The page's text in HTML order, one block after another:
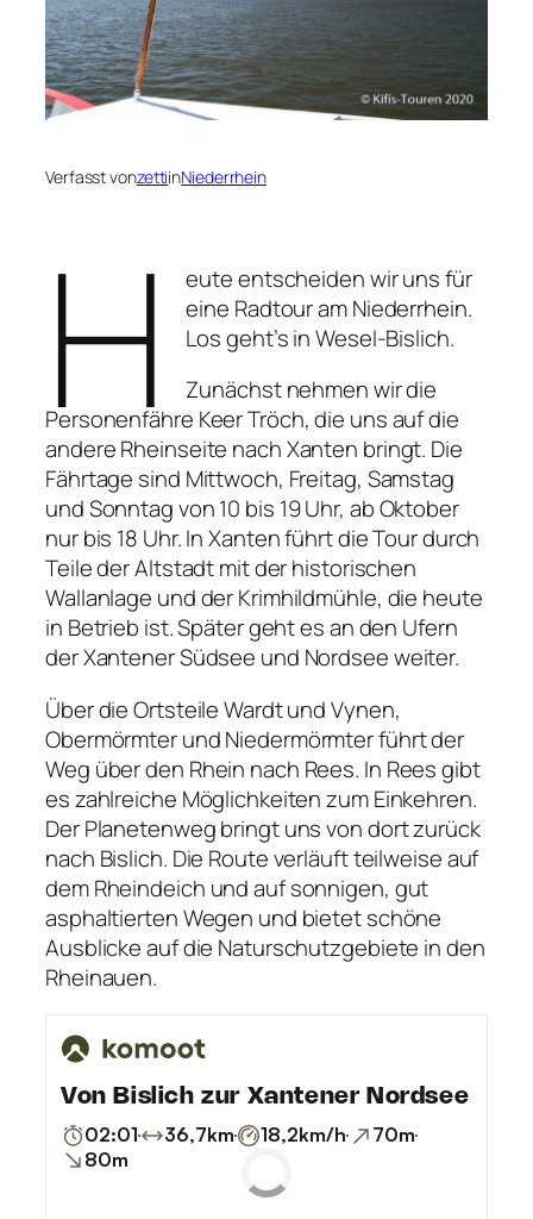
Verfasst vonzettiinNiederrhein
H
eute entscheiden wir uns für
eine Radtour am Niederrhein.
Los geht’s in Wesel-Bislich.
Zunächst nehmen wir die
Personenfähre Keer Tröch, die uns auf die
andere Rheinseite nach Xanten bringt. Die
Fährtage sind Mittwoch, Freitag, Samstag
und Sonntag von 10 bis 19 Uhr, ab Oktober
nur bis 18 Uhr. In Xanten führt die Tour durch
Teile der Altstadt mit der historischen
Wallanlage und der Krimhildmühle, die heute
in Betrieb ist. Später geht es an den Ufern
der Xantener Südsee und Nordsee weiter.
Über die Ortsteile Wardt und Vynen,
Obermörmter und Niedermörmter führt der
Weg über den Rhein nach Rees. In Rees gibt
es zahlreiche Möglichkeiten zum Einkehren.
Der Planetenweg bringt uns von dort zurück
nach Bislich. Die Route verläuft teilweise auf
dem Rheindeich und auf sonnigen, gut
asphaltierten Wegen und bietet schöne
Ausblicke auf die Naturschutzgebiete in den
Rheinauen.